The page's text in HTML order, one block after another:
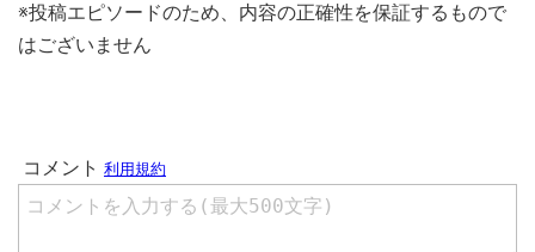
※投稿エピソードのため、内容の正確性を保証するもので
はございません